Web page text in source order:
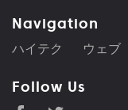
Navigation
ハイテク ウェブ
Follow Us